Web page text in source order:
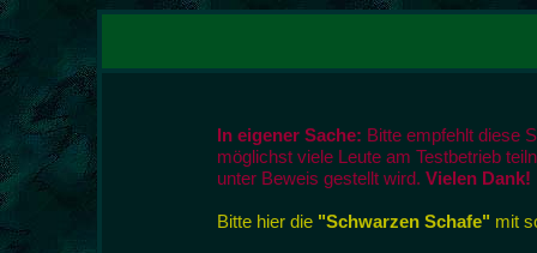
In eigener Sache: Bitte empfehlt diese
möglichst viele Leute am Testbetrieb
unter Beweis gestellt wird. Vielen Dank!
Bitte hier die "Schwarzen Schafe" mit